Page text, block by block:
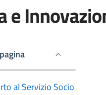
e
di
al Servizio Socio